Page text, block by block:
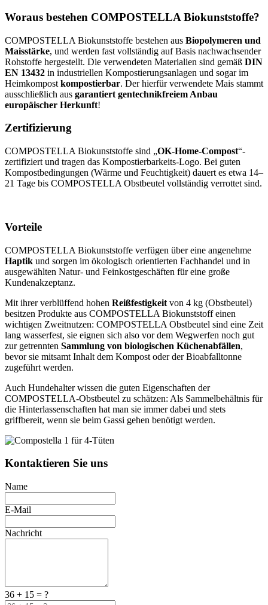
Woraus bestehen COMPOSTELLA Biokunststoffe?
COMPOSTELLA Biokunststoffe bestehen aus Biopolymeren und
Maisstärke, und werden fast vollständig auf Basis nachwachsender
Rohstoffe hergestellt. Die verwendeten Materialien sind gemäß DIN
EN 13432 in industriellen Kompostierungsanlagen und sogar im
Heimkompost kompostierbar. Der hierfür verwendete Mais stammt
ausschließlich aus garantiert gentechnikfreiem Anbau
europäischer Herkunft!
Zertifizierung
COMPOSTELLA Biokunststoffe sind „OK-Home-Compost“-
zertifiziert und tragen das Kompostierbarkeits-Logo. Bei guten
Kompostbedingungen (Wärme und Feuchtigkeit) dauert es etwa 14–
21 Tage bis COMPOSTELLA Obstbeutel vollständig verrottet sind.
Vorteile
COMPOSTELLA Biokunststoffe verfügen über eine angenehme
Haptik und sorgen im ökologisch orientierten Fachhandel und in
ausgewählten Natur- und Feinkostgeschäften für eine große
Kundenakzeptanz.
Mit ihrer verblüffend hohen Reißfestigkeit von 4 kg (Obstbeutel)
besitzen Produkte aus COMPOSTELLA Biokunststoff einen
wichtigen Zweitnutzen: COMPOSTELLA Obstbeutel sind eine Zeit
lang wasserfest, sie eignen sich also vor dem Wegwerfen noch gut
zur getrennten Sammlung von biologischen Küchenabfällen,
bevor sie mitsamt Inhalt dem Kompost oder der Bioabfalltonne
zugeführt werden.
Auch Hundehalter wissen die guten Eigenschaften der
COMPOSTELLA-Obstbeutel zu schätzen: Als Sammelbehältnis für
die Hinterlassenschaften hat man sie immer dabei und stets
griffbereit, wenn sie beim Gassi gehen benötigt werden.
Kontaktieren Sie uns
Name
E-Mail
Nachricht
36 + 15 = ?